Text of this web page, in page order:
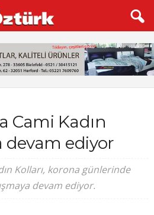
Cami Kadın
devam ediyor
Kolları, korona günlerinde
devam ediyor.